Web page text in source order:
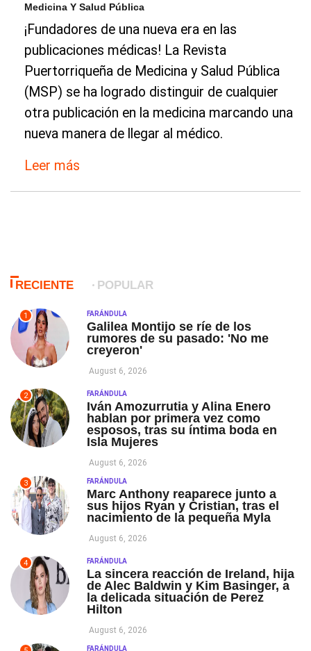
Medicina Y Salud Pública
¡Fundadores de una nueva era en las
publicaciones médicas! La Revista
Puertorriqueña de Medicina y Salud Pública
(MSP) se ha logrado distinguir de cualquier
otra publicación en la medicina marcando una
nueva manera de llegar al médico.
Leer más
RECIENTE POPULAR
1 FARÁNDULA
Galilea Montijo se ríe de los
rumores de su pasado: 'No me
creyeron'
August 6, 2026
2 FARÁNDULA
Iván Amozurrutia y Alina Enero
hablan por primera vez como
esposos, tras su íntima boda en
Isla Mujeres
August 6, 2026
3 FARÁNDULA
Marc Anthony reaparece junto a
sus hijos Ryan y Cristian, tras el
nacimiento de la pequeña Myla
August 6, 2026
4 FARÁNDULA
La sincera reacción de Ireland, hija
de Alec Baldwin y Kim Basinger, a
la delicada situación de Perez
Hilton
August 6, 2026
FARÁNDULA